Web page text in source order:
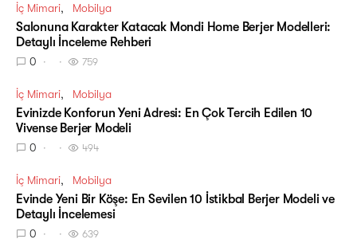
İç Mimari Mobilya
Salonuna Karakter Katacak Mondi Home Berjer Modelleri:
Detaylı İnceleme Rehberi
0 759
İç Mimari Mobilya
Evinizde Konforun Yeni Adresi: En Çok Tercih Edilen 10
Vivense Berjer Modeli
0 494
İç Mimari Mobilya
Evinde Yeni Bir Köşe: En Sevilen 10 İstikbal Berjer Modeli ve
Detaylı İncelemesi
0 639